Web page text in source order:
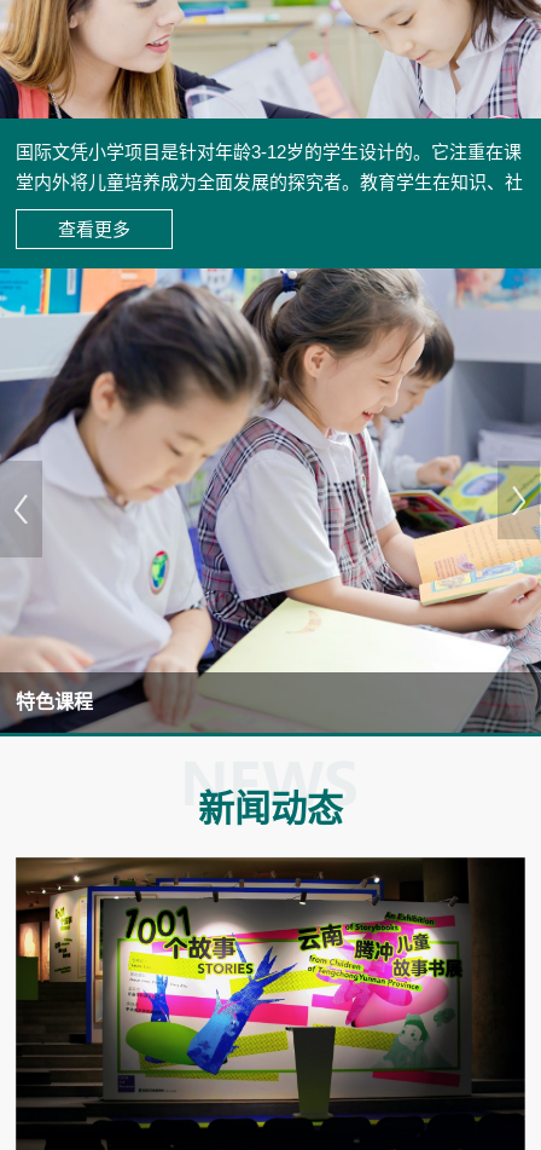
国际文凭小学项目是针对年龄3-12岁的学生设计的。它注重在课
堂内外将儿童培养成为全面发展的探究者。教育学生在知识、社
交和情感等方面健康成长；鼓励学生养成独立自主性，并对自己
的学习负起责任，支持学生努力了解世界。
查看更多
特色课程
新闻动态